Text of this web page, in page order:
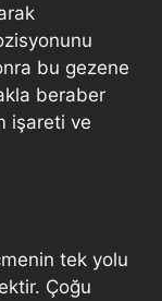
bu gezene
beraber
işareti ve
tek yolu
Çoğu